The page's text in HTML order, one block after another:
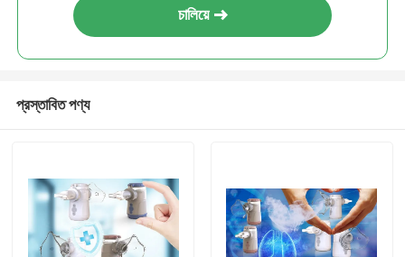
চালিয়ে
প্রস্তাবিত পণ্য